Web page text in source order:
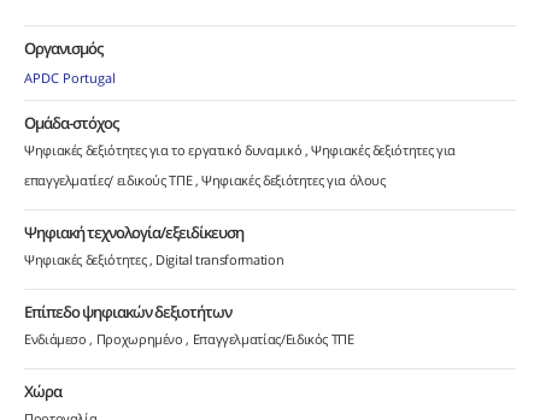
Οργανισμός
APDC Portugal
Ομάδα-στόχος
Ψηφιακές δεξιότητες για το εργατικό δυναμικό Ψηφιακές δεξιότητες για
επαγγελματίες/ ειδικούς ΤΠΕ Ψηφιακές δεξιότητες για όλους
Ψηφιακή τεχνολογία/εξειδίκευση
Ψηφιακές δεξιότητες Digital transformation
Επίπεδο ψηφιακών δεξιοτήτων
Ενδιάμεσο Προχωρημένο Επαγγελματίας/Ειδικός ΤΠΕ
Χώρα